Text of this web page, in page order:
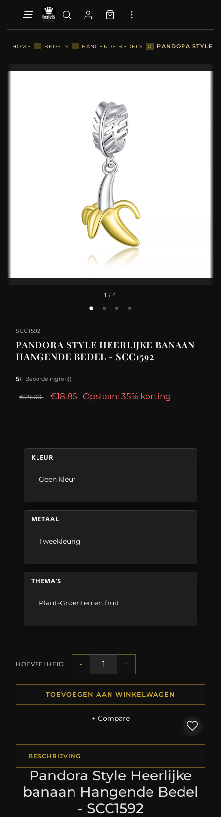
HOME :: BEDELS :: HANGENDE BEDELS :: PANDORA STYLE
1 / 4
SCC1592
PANDORA STYLE HEERLIJKE BANAAN
HANGENDE BEDEL - SCC1592
5(1 Beoordeling(en))
€29.00 €18.85 Opslaan: 35% korting
KLEUR
Geen kleur
METAAL
Tweekleurig
THEMA'S
Plant-Groenten en fruit
HOEVEELHEID - +
TOEVOEGEN AAN WINKELWAGEN
+ Compare
BESCHRIJVING
Pandora Style Heerlijke
banaan Hangende Bedel
- SCC1592